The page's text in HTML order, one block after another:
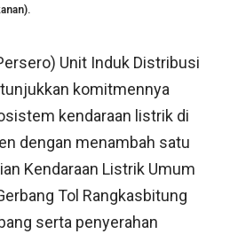
Unit Induk Distribusi
komitmennya
kendaraan listrik di
dengan menambah satu
Kendaraan Listrik Umum
Tol Rangkasbitung
serta penyerahan